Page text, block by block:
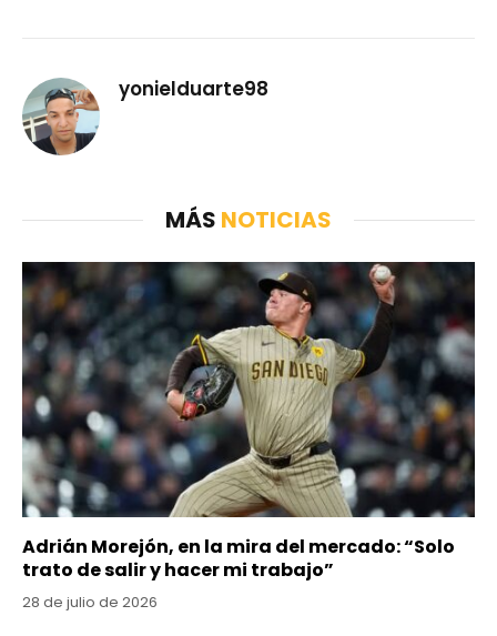
yonielduarte98
MÁS NOTICIAS
Adrián Morejón, en la mira del mercado: “Solo
trato de salir y hacer mi trabajo”
28 de julio de 2026